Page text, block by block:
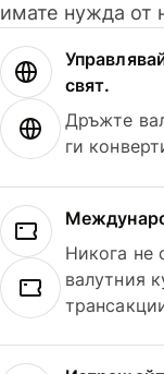
имате нужда от
свят.
Дръжте
ги
Никога не
валутния